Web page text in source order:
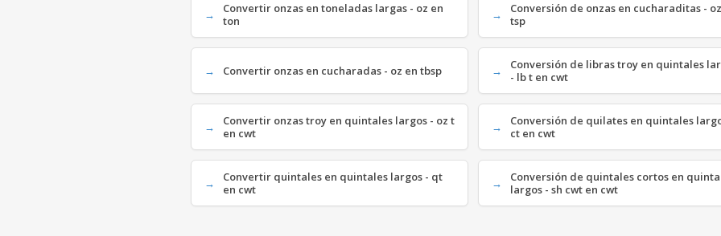
Convertir onzas en toneladas largas - oz en
ton
Conversión de onzas en cucharaditas -
tsp
Convertir onzas en cucharadas - oz en tbsp
Conversión de libras troy en quintales
- lb t en cwt
Convertir onzas troy en quintales largos - oz t
en cwt
Conversión de quilates en quintales
ct en cwt
Convertir quintales en quintales largos - qt
en cwt
Conversión de quintales cortos en
largos - sh cwt en cwt